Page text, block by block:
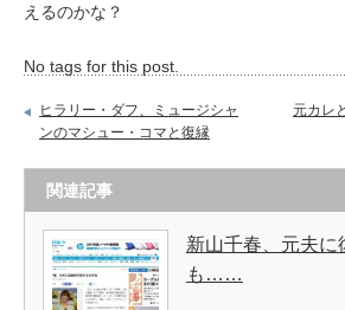
えるのかな？
No tags for this post.
ヒラリー・ダフ、ミュージシャ
ンのマシュー・コマと復縁
元カレ
関連記事
新山千春、元夫に
も……